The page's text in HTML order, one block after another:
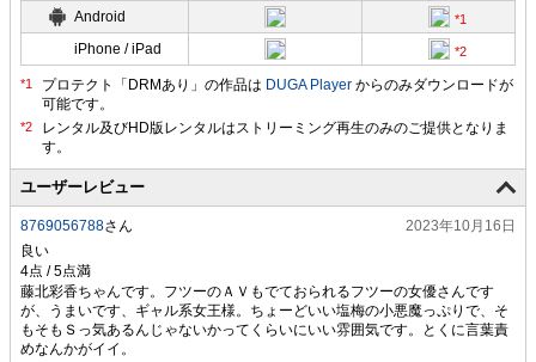
Android
iPhone / iPad
プロテクト「DRMあり」の作品は DUGA Player からのみダウンロードが
可能です。
ユーザーレビュー
8769056788さん
2023年10月16日
良い
藤北彩香ちゃんです。フツーのＡＶもでておられるフツーの女優さんです
が、うまいです、ギャル系女王様。ちょーどいい塩梅の小悪魔っぷりで、そ
もそもＳっ気あるんじゃないかってくらいにいい雰囲気です。とくに言葉責
めなんかがイイ。